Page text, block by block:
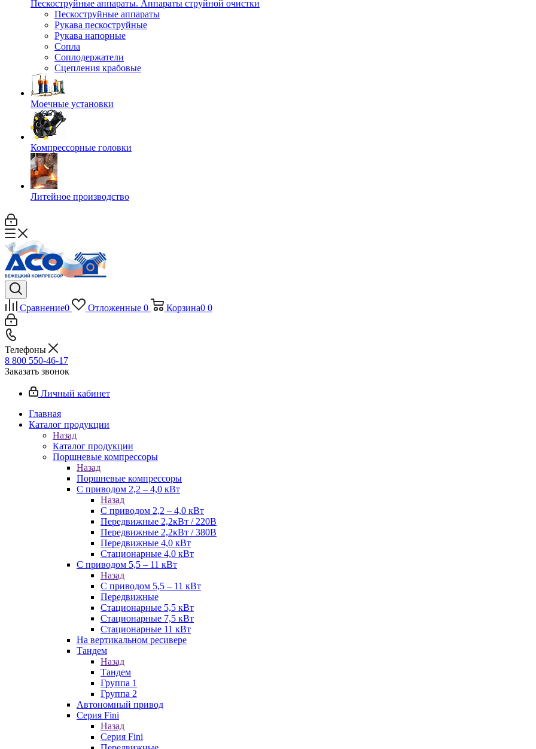
Пескоструйные аппараты. Аппараты струйной очистки
Пескоструйные аппараты
Рукава пескоструйные
Рукава напорные
Сопла
Соплодержатели
Сцепления крабовые
Моечные установки
Компрессорные головки
Литейное производство
Сравнение0 Отложенные 0 Корзина0 0
Телефоны
8 800 550-46-17
Заказать звонок
Личный кабинет
Главная
Каталог продукции
Назад
Каталог продукции
Поршневые компрессоры
Назад
Поршневые компрессоры
С приводом 2,2 – 4,0 кВт
Назад
С приводом 2,2 – 4,0 кВт
Передвижные 2,2кВт / 220В
Передвижные 2,2кВт / 380В
Передвижные 4,0 кВт
Стационарные 4,0 кВт
С приводом 5,5 – 11 кВт
Назад
С приводом 5,5 – 11 кВт
Передвижные
Стационарные 5,5 кВт
Стационарные 7,5 кВт
Стационарные 11 кВт
На вертикальном ресивере
Тандем
Назад
Тандем
Группа 1
Группа 2
Автономный привод
Серия Fini
Назад
Серия Fini